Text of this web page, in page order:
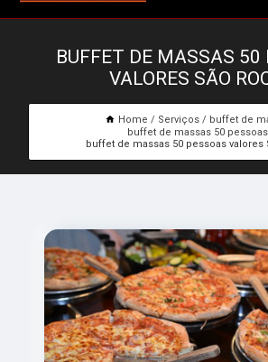
BUFFET DE MASSAS 50
VALORES SÃO
Home Serviços
buffet de
buffet de massas 50 pessoas
buffet de massas 50 pessoas valores